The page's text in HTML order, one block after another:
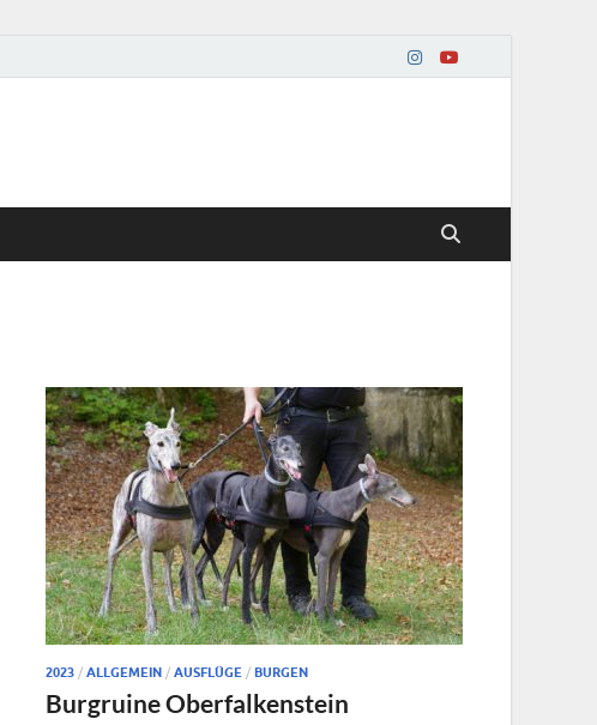
2023 / ALLGEMEIN / AUSFLÜGE / BURGEN
Burgruine Oberfalkenstein